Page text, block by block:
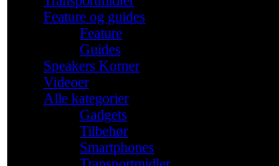
Feature og guides
Feature
Guides
Speakers Korner
Videoer
Alle kategorier
Gadgets
Tilbehør
Smartphones